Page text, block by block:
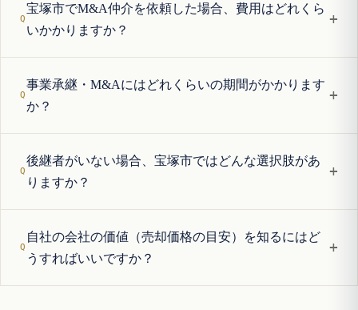
宝塚市でM&A仲介を依頼した場合、費用はどれくら
いかかりますか？
+
事業承継・M&Aにはどれくらいの期間がかかります
か？
+
後継者がいない場合、宝塚市ではどんな選択肢があ
りますか？
+
自社の会社の価値（売却価格の目安）を知るにはど
うすればいいですか？
+